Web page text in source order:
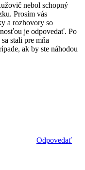
nebol schopný
Prosím vás
a rozhovory so
je odpovedať. Po
stali pre mňa
ak by ste náhodou
Odpovedať